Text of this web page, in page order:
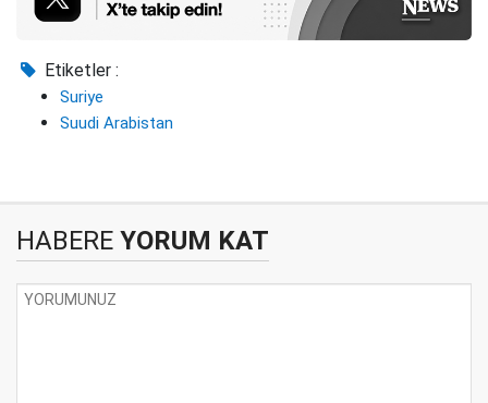
Etiketler :
Suriye
Suudi Arabistan
HABERE YORUM KAT